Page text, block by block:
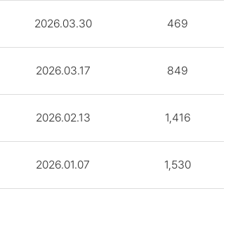
2026.03.30 469
2026.03.17 849
2026.02.13 1,416
2026.01.07 1,530